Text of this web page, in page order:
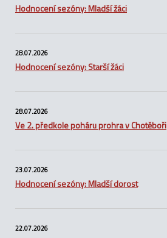
Hodnocení sezóny: Mladší žáci
28.07.2026
Hodnocení sezóny: Starší žáci
28.07.2026
Ve 2. předkole poháru prohra v Chotěboři
23.07.2026
Hodnocení sezóny: Mladší dorost
22.07.2026